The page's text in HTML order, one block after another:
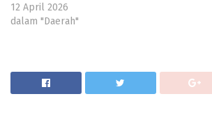
12 April 2026
dalam "Daerah"